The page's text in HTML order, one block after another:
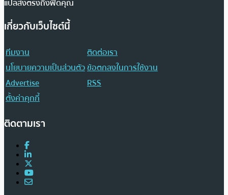
แปลส่งตรงถึงฟีดคุณ
เกี่ยวกับเว็บไซต์นี้
ทีมงาน
ติดต่อเรา
นโยบายความเป็นส่วนตัวข้อตกลงในการใช้งาน
Advertise
RSS
ตั้งค่าคุกกี้
ติดตามเรา